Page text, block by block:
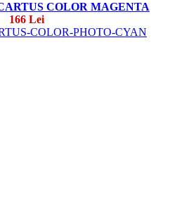
COLOR MAGENTA
166 Lei